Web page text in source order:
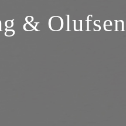
& Olufsen